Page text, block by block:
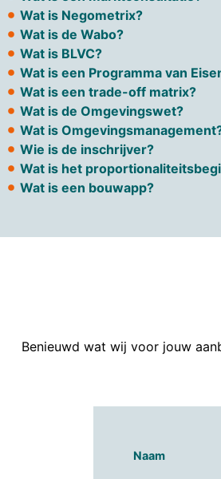
Wat is Negometrix?
Wat is de Wabo?
Wat is BLVC?
Wat is een Programma van
Wat is een trade-off matrix?
Wat is de Omgevingswet?
Wat is
Wie is de inschrijver?
Wat is het
Wat is een bouwapp?
Benieuwd wat wij voor jouw
Naam